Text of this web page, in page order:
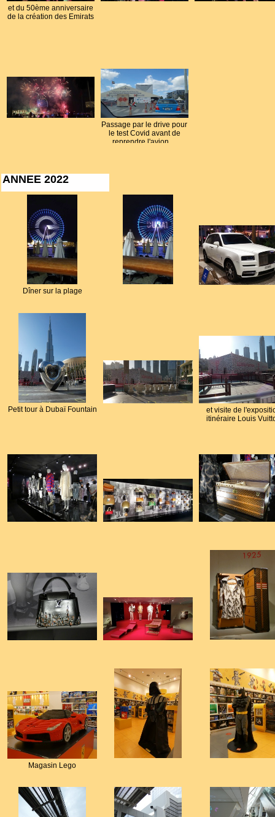
et du 50ème anniversaire
de la création des Emirats
Passage par le drive pour
le test Covid avant de
reprendre l'avion ...
ANNEE 2022
Dîner sur la plage
Petit tour à Dubaï Fountain
et visite de
itinéraire Louis
Magasin Lego